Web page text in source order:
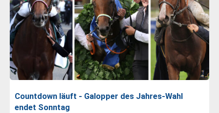
Countdown läuft - Galopper des Jahres-Wahl
endet Sonntag